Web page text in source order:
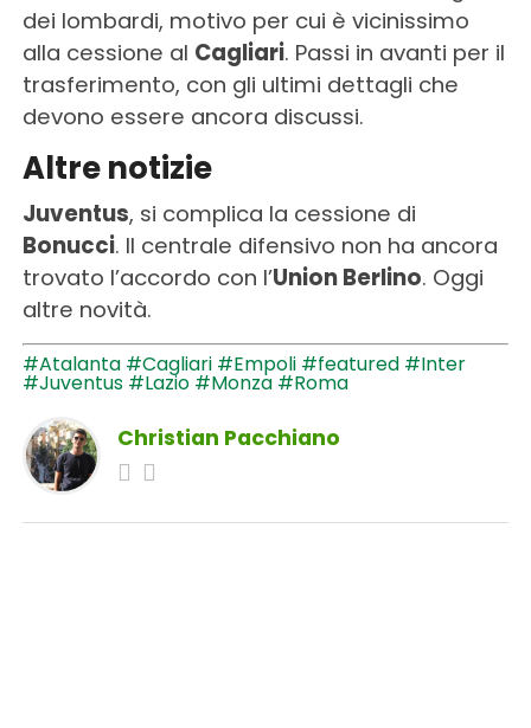
dei lombardi, motivo per cui è vicinissimo
alla cessione al Cagliari. Passi in avanti per il
trasferimento, con gli ultimi dettagli che
devono essere ancora discussi.
Altre notizie
Juventus, si complica la cessione di
Bonucci. Il centrale difensivo non ha ancora
trovato l’accordo con l’Union Berlino. Oggi
altre novità.
#Atalanta #Cagliari #Empoli #featured #Inter
#Juventus #Lazio #Monza #Roma
Christian Pacchiano